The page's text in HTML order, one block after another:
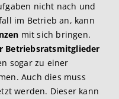
nicht nach und
im Betrieb an, kann
mit sich bringen.
Betriebsratsmitglieder
sogar zu einer
Auch dies muss
werden. Dieser kann